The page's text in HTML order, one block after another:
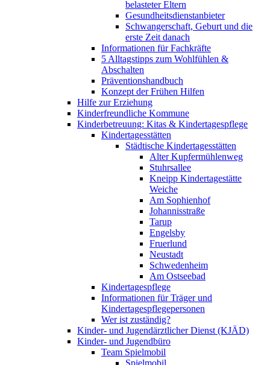
belasteter Eltern
Gesundheitsdienstanbieter
Schwangerschaft, Geburt und die
erste Zeit danach
Informationen für Fachkräfte
5 Alltagstipps zum Wohlfühlen &
Abschalten
Präventionshandbuch
Konzept der Frühen Hilfen
Hilfe zur Erziehung
Kinderfreundliche Kommune
Kinderbetreuung: Kitas & Kindertagespflege
Kindertagesstätten
Städtische Kindertagesstätten
Alter Kupfermühlenweg
Stuhrsallee
Kneipp Kindertagestätte
Weiche
Am Sophienhof
Johannisstraße
Tarup
Engelsby
Fruerlund
Neustadt
Schwedenheim
Am Ostseebad
Kindertagespflege
Informationen für Träger und
Kindertagespflegepersonen
Wer ist zuständig?
Kinder- und Jugendärztlicher Dienst (KJÄD)
Kinder- und Jugendbüro
Team Spielmobil
Spielmobil